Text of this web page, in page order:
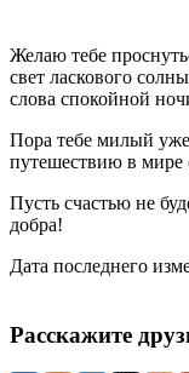
Желаю тебе
свет ласкового
слова спокойной
Пора тебе милый
путешествию в мире
Пусть счастью не
добра!
Дата последнего
Расскажите